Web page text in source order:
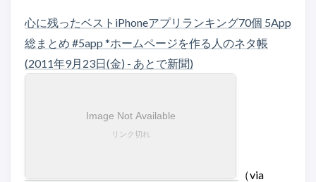
心に残ったベストiPhoneアプリランキング70個 5App
総まとめ #5app *ホームページを作る人のネタ帳
(2011年9月23日(金) - あとで新聞)
（via